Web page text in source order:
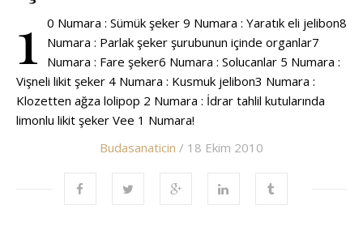
1
0 Numara : Sümük şeker 9 Numara : Yaratık eli jelibon8
Numara : Parlak şeker şurubunun içinde organlar7
Numara : Fare şeker6 Numara : Solucanlar 5 Numara :
Vişneli likit şeker 4 Numara : Kusmuk jelibon3 Numara :
Klozetten ağza lolipop 2 Numara : İdrar tahlil kutularında
limonlu likit şeker Vee 1 Numara!
Budasanaticin / 18 Ekim 2010